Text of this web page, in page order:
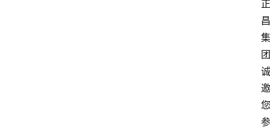
正
昌
集
团
诚
邀
您
参